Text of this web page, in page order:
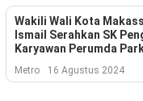
Olahraga
More
Wakili Wali Kota
Ismail Serahkan SK
Karyawan Perumda
Metro 16 Agustus 2024